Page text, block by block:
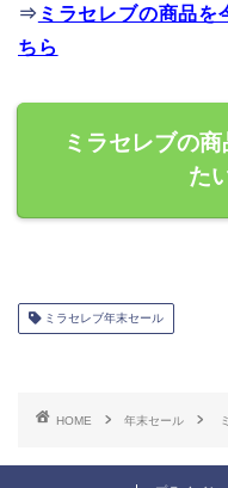
⇒ ミラセレブの商品を
ちら
ミラセレブの
た
ミラセレブ年末セール
HOME 年末セール